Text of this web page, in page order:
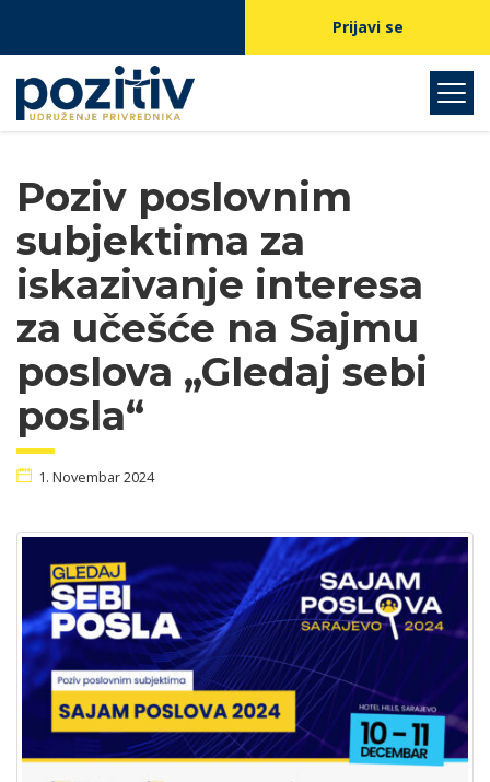
Prijavi se
Poziv poslovnim
subjektima za
iskazivanje interesa
za učešće na Sajmu
poslova „Gledaj sebi
posla“
1. Novembar 2024